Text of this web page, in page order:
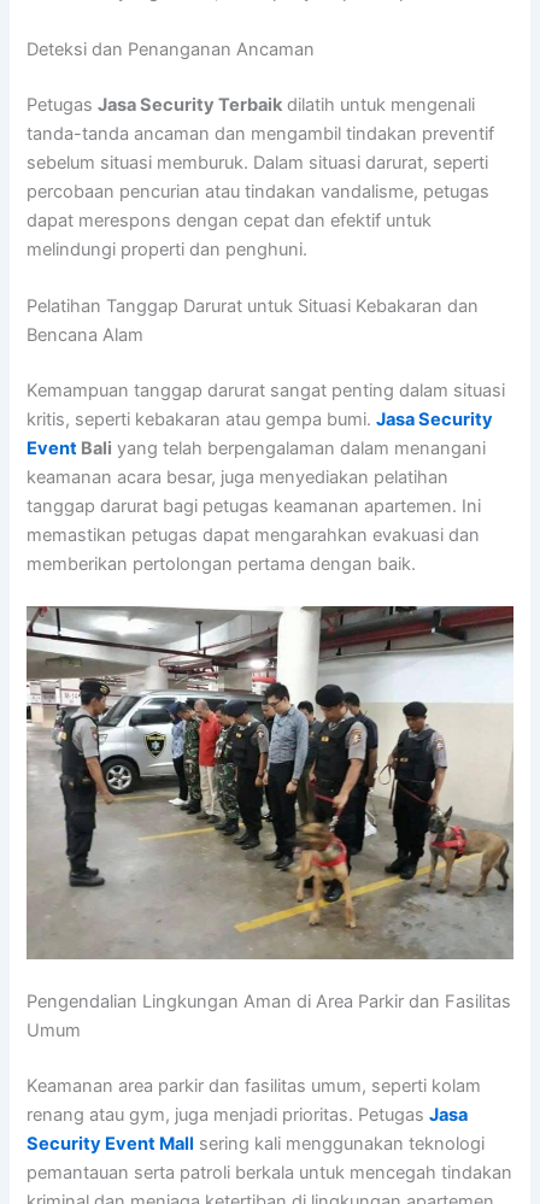
Deteksi dan Penanganan Ancaman
PetugasJasa Security Terbaik dilatih untuk mengenali
tanda-tanda ancaman dan mengambil tindakan preventif
sebelum situasi memburuk. Dalam situasi darurat, seperti
percobaan pencurian atau tindakan vandalisme, petugas
dapat merespons dengan cepat dan efektif untuk
melindungi properti dan penghuni.
Pelatihan Tanggap Darurat untuk Situasi Kebakaran dan
Bencana Alam
Kemampuan tanggap darurat sangat penting dalam situasi
kritis, seperti kebakaran atau gempa bumi.Jasa Security
Event Bali yang telah berpengalaman dalam menangani
keamanan acara besar, juga menyediakan pelatihan
tanggap darurat bagi petugas keamanan apartemen. Ini
memastikan petugas dapat mengarahkan evakuasi dan
memberikan pertolongan pertama dengan baik.
Pengendalian Lingkungan Aman di Area Parkir dan Fasilitas
Umum
Keamanan area parkir dan fasilitas umum, seperti kolam
renang atau gym, juga menjadi prioritas. PetugasJasa
Security Event Mall sering kali menggunakan teknologi
pemantauan serta patroli berkala untuk mencegah tindakan